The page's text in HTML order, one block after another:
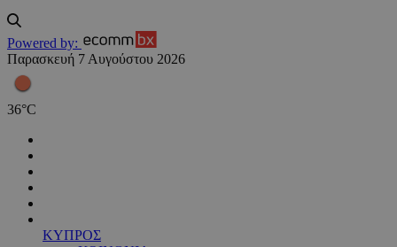
Powered by:
Παρασκευή 7 Αυγούστου 2026
36°C
ΚΥΠΡΟΣ